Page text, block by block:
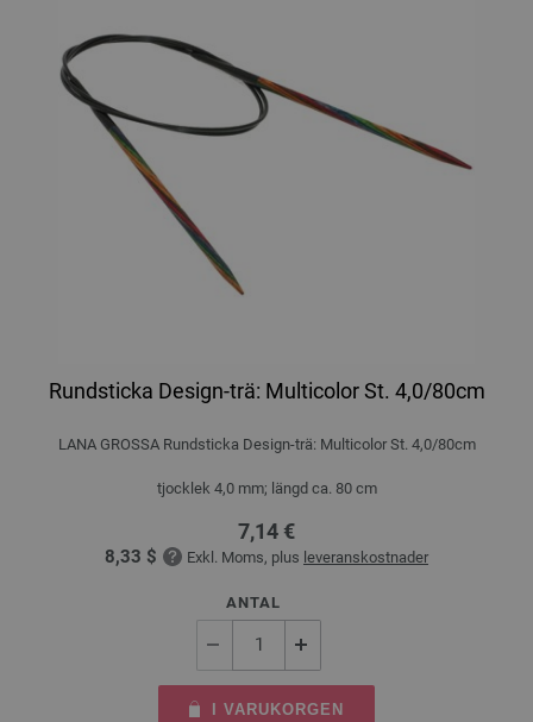
Rundsticka Design-trä: Multicolor St. 4,0/80cm
LANA GROSSA Rundsticka Design-trä: Multicolor St. 4,0/80cm
tjocklek 4,0 mm; längd ca. 80 cm
7,14 €
8,33 $ Exkl. Moms, plus leveranskostnader
ANTAL
I VARUKORGEN